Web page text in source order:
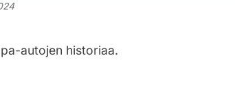
autojen historiaa.